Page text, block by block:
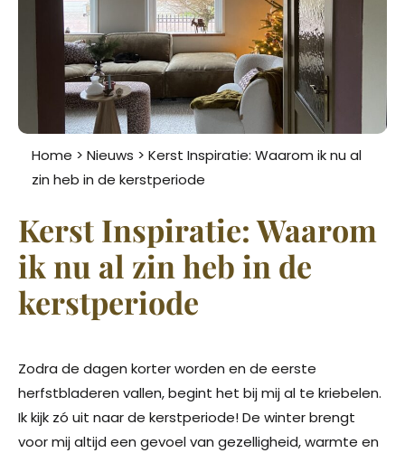
Home > Nieuws > Kerst Inspiratie: Waarom ik nu al
zin heb in de kerstperiode
Kerst Inspiratie: Waarom
ik nu al zin heb in de
kerstperiode
Zodra de dagen korter worden en de eerste
herfstbladeren vallen, begint het bij mij al te kriebelen.
Ik kijk zó uit naar de kerstperiode! De winter brengt
voor mij altijd een gevoel van gezelligheid, warmte en